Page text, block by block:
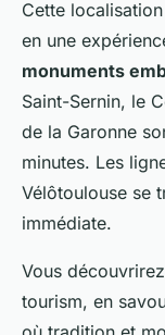
Cette
en une
monuments
Saint-Sernin, le
de la Garonne
minutes. Les
Vélôtoulouse se
immédiate.
Vous
tourism, en